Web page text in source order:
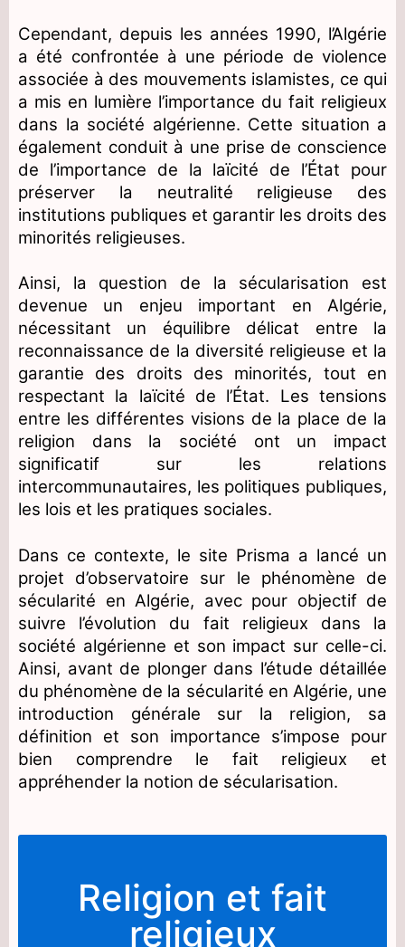
Cependant, depuis les années 1990, l’Algérie
a été confrontée à une période de violence
associée à des mouvements islamistes, ce qui
a mis en lumière l’importance du fait religieux
dans la société algérienne. Cette situation a
également conduit à une prise de conscience
de l’importance de la laïcité de l’État pour
préserver la neutralité religieuse des
institutions publiques et garantir les droits des
minorités religieuses.
Ainsi, la question de la sécularisation est
devenue un enjeu important en Algérie,
nécessitant un équilibre délicat entre la
reconnaissance de la diversité religieuse et la
garantie des droits des minorités, tout en
respectant la laïcité de l’État. Les tensions
entre les différentes visions de la place de la
religion dans la société ont un impact
significatif sur les relations
intercommunautaires, les politiques publiques,
les lois et les pratiques sociales.
Dans ce contexte, le site Prisma a lancé un
projet d’observatoire sur le phénomène de
sécularité en Algérie, avec pour objectif de
suivre l’évolution du fait religieux dans la
société algérienne et son impact sur celle-ci.
Ainsi, avant de plonger dans l’étude détaillée
du phénomène de la sécularité en Algérie, une
introduction générale sur la religion, sa
définition et son importance s’impose pour
bien comprendre le fait religieux et
appréhender la notion de sécularisation.
Religion et fait
religieux